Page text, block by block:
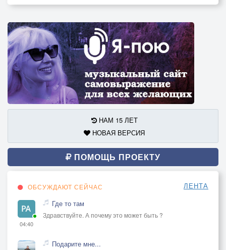
НАМ 15 ЛЕТ
НОВАЯ ВЕРСИЯ
ПОМОЩЬ ПРОЕКТУ
ОБСУЖДАЮТ СЕЙЧАС ЛЕНТА
04:40
Где то там
Здравствуйте. А почему это может быть ?
Подарите мне...